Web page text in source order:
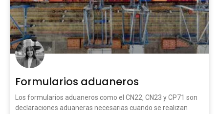
Formularios aduaneros
Los formularios aduaneros como el CN22, CN23 y CP71 son
declaraciones aduaneras necesarias cuando se realizan